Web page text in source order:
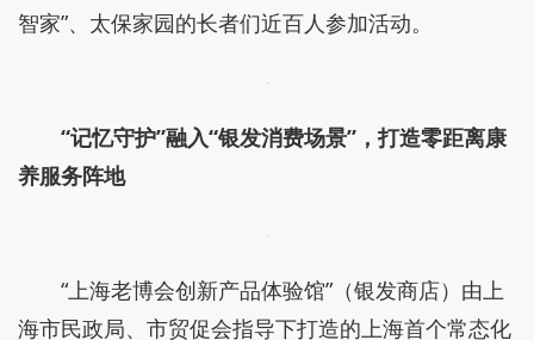
智家”、太保家园的长者们近百人参加活动。
“记忆守护”融入“银发消费场景”，打造零距离康
养服务阵地
“上海老博会创新产品体验馆”（银发商店）由上
海市民政局、市贸促会指导下打造的上海首个常态化